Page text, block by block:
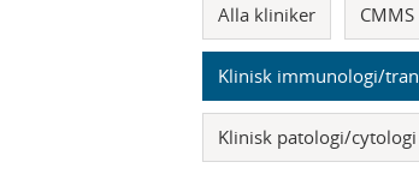
Alla kliniker CMMS
Klinisk immunologi/
Klinisk patologi/cytologi